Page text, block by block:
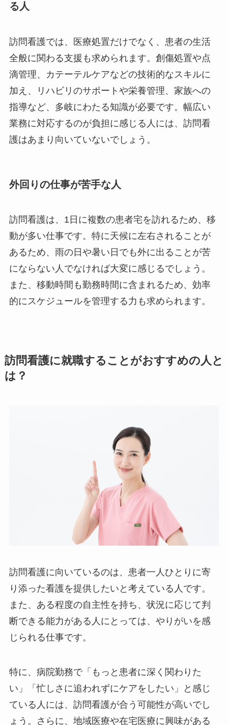
る人
訪問看護では、医療処置だけでなく、患者の生活
全般に関わる支援も求められます。創傷処置や点
滴管理、カテーテルケアなどの技術的なスキルに
加え、リハビリのサポートや栄養管理、家族への
指導など、多岐にわたる知識が必要です。幅広い
業務に対応するのが負担に感じる人には、訪問看
護はあまり向いていないでしょう。
外回りの仕事が苦手な人
訪問看護は、1日に複数の患者宅を訪れるため、移
動が多い仕事です。特に天候に左右されることが
あるため、雨の日や暑い日でも外に出ることが苦
にならない人でなければ大変に感じるでしょう。
また、移動時間も勤務時間に含まれるため、効率
的にスケジュールを管理する力も求められます。
訪問看護に就職することがおすすめの人と
は？
訪問看護に向いているのは、患者一人ひとりに寄
り添った看護を提供したいと考えている人です。
また、ある程度の自主性を持ち、状況に応じて判
断できる能力がある人にとっては、やりがいを感
じられる仕事です。
特に、病院勤務で「もっと患者に深く関わりた
い」「忙しさに追われずにケアをしたい」と感じ
ている人には、訪問看護が合う可能性が高いでし
ょう。さらに、地域医療や在宅医療に興味がある